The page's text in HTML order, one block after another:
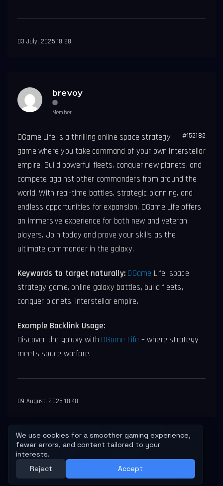
03 July, 2025 18:28
brevoy
Member
#152182
OGame Life is a thrilling online space strategy
game where you take command of your own interstellar
empire. Build powerful fleets, conquer new planets, and
compete against other commanders from around the
world. With real-time battles, strategic planning, and
endless opportunities for expansion, OGame Life offers
an immersive experience for both new and veteran
players. Join today and prove your skills as the
ultimate commander in the galaxy.
Keywords to target naturally: OGame Life, space
strategy game, online galaxy battles, build fleets,
conquer planets, interstellar empire.
Example Backlink Usage:
Discover the galaxy with OGame Life – where strategy
meets space warfare.
09 August, 2025 18:48